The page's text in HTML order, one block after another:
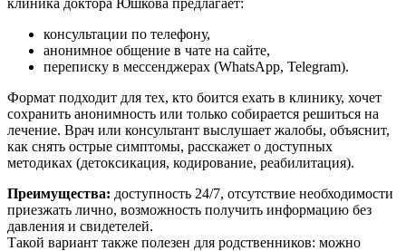
клиника доктора Юшкова предлагает:
консультации по телефону,
анонимное общение в чате на сайте,
переписку в мессенджерах (WhatsApp, Telegram).
Формат подходит для тех, кто боится ехать в клинику, хочет
сохранить анонимность или только собирается решиться на
лечение. Врач или консультант выслушает жалобы, объяснит,
как снять острые симптомы, расскажет о доступных
методиках (детоксикация, кодирование, реабилитация).
Преимущества: доступность 24/7, отсутствие необходимости
приезжать лично, возможность получить информацию без
давления и свидетелей.
Такой вариант также полезен для родственников: можно